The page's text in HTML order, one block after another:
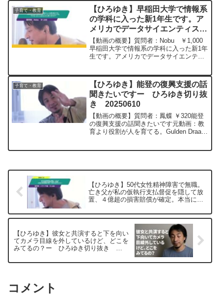
たのに,一次産業を馬鹿にして世界ランク
をアップしたせい...
子育て・教育
【ひろゆき】早稲田大学で情報系
の学科に入った新1年生です。ア
メリカでデータサイエンティスト
になりたいです。今やるべきこと
はなんだと思いますか？ー ひろ
ゆき切り抜き 20230513
【動画の概要】質問者：Nobu ￥1,000
早稲田大学で情報系の学科に入った新1年
生です。アメリカでデータサイエンティ
で有利になるために今やるべきことはな
んだと...
子育て・教育
【ひろゆき】能登の復興支援の話
聞きたいですー ひろゆき切り抜
き 20250610
【動画の概要】質問者：鳳蝶 ￥320能登
の復興支援の話聞きたいです元動画：教
育より役割が人を育てる。Gulden Draak
【ひろゆき】50代女性精神障害で無職。
亡き父が私の仮執行支払督促を隠して放
置、４億超の損害賠償が確定。本当に請
20250705
【ひろゆき】彼女と共演すると下を向い
てカメラ目線を外しているけど、どこを
みてるの？ー ひろゆき切り抜き
コメント